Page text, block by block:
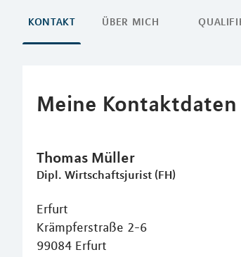
KONTAKT ÜBER MICH
Meine Kontaktdaten
Thomas Müller
Dipl. Wirtschaftsjurist (FH)
Erfurt
Krämpferstraße 2-6
99084 Erfurt